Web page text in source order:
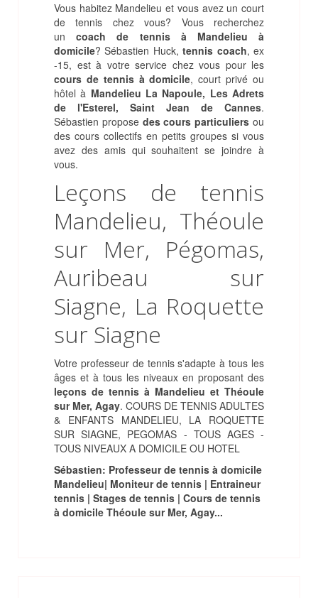
Vous habitez Mandelieu et vous avez un court
de tennis chez vous? Vous recherchez
uncoach de tennis à Mandelieu à
domicile? Sébastien Huck,tennis coach, ex
-15, est à votre service chez vous pour les
cours de tennis à domicile, court privé ou
hôtel à Mandelieu La Napoule, Les Adrets
de l'Esterel, Saint Jean de Cannes.
Sébastien propose des cours particuliers ou
des cours collectifs en petits groupes si vous
avez des amis qui souhaitent se joindre à
vous.
Leçons de tennis
Mandelieu, Théoule
sur Mer, Pégomas,
Auribeau sur
Siagne, La Roquette
sur Siagne
Votre professeur de tennis s'adapte à tous les
âges et à tous les niveaux en proposant des
leçons de tennis à Mandelieu et Théoule
sur Mer, Agay. COURS DE TENNIS ADULTES
& ENFANTS MANDELIEU, LA ROQUETTE
SUR SIAGNE, PEGOMAS - TOUS AGES -
TOUS NIVEAUX A DOMICILE OU HOTEL
Sébastien: Professeur de tennis à domicile
Mandelieu| Moniteur de tennis | Entraineur
tennis | Stages de tennis | Cours de tennis
à domicile Théoule sur Mer, Agay...